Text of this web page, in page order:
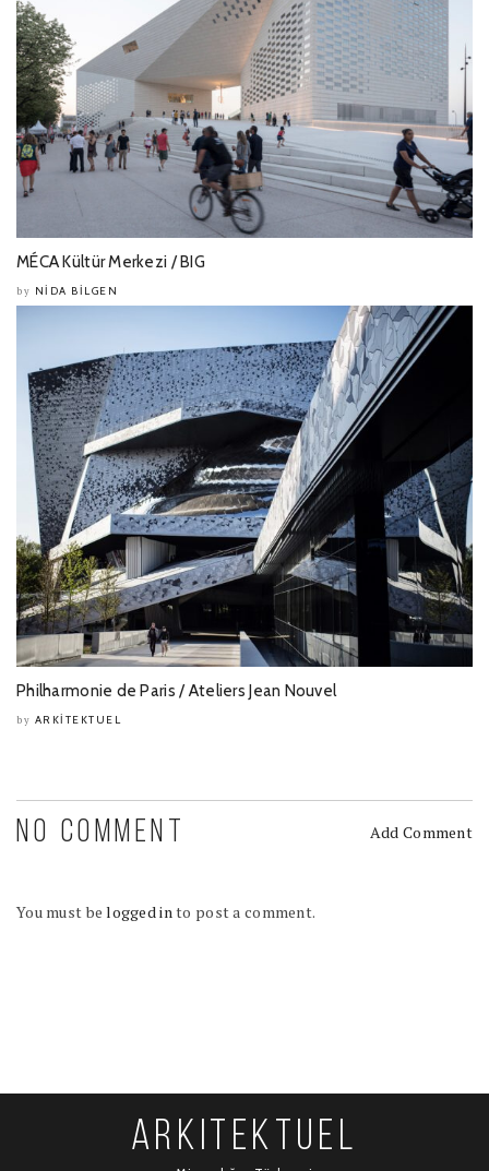
MÉCA Kültür Merkezi / BIG
by NIDA BILGEN
Philharmonie de Paris / Ateliers Jean Nouvel
by ARKITEKTUEL
NO COMMENT Add Comment
You must belogged into post a comment.
ARKITEKTUEL